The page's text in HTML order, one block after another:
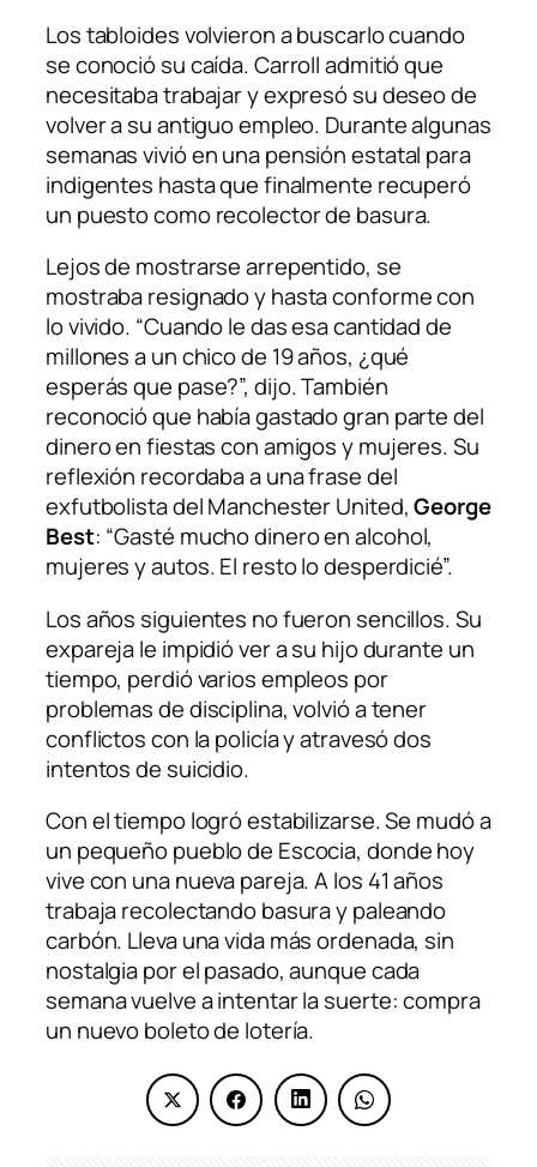
Los tabloides volvieron a buscarlo cuando
se conoció su caída. Carroll admitió que
necesitaba trabajar y expresó su deseo de
volver a su antiguo empleo. Durante algunas
semanas vivió en una pensión estatal para
indigentes hasta que finalmente recuperó
un puesto como recolector de basura.
Lejos de mostrarse arrepentido, se
mostraba resignado y hasta conforme con
lo vivido. “Cuando le das esa cantidad de
millones a un chico de 19 años, ¿qué
esperás que pase?”, dijo. También
reconoció que había gastado gran parte del
dinero en fiestas con amigos y mujeres. Su
reflexión recordaba a una frase del
exfutbolista del Manchester United,George
Best: “Gasté mucho dinero en alcohol,
mujeres y autos. El resto lo desperdicié”.
Los años siguientes no fueron sencillos. Su
expareja le impidió ver a su hijo durante un
tiempo, perdió varios empleos por
problemas de disciplina, volvió a tener
conflictos con la policía y atravesó dos
intentos de suicidio.
Con el tiempo logró estabilizarse. Se mudó a
un pequeño pueblo de Escocia, donde hoy
vive con una nueva pareja. A los 41 años
trabaja recolectando basura y paleando
carbón. Lleva una vida más ordenada, sin
nostalgia por el pasado, aunque cada
semana vuelve a intentar la suerte: compra
un nuevo boleto de lotería.